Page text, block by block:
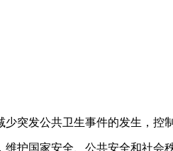
突发公共卫生事件的发生，控
维护国家安全、公共安全和社会